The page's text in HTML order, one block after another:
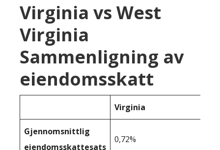
Virginia vs West
Virginia
Sammenligning av
eiendomsskatt
Virginia
Gjennomsnittlig
eiendomsskattesats
0,72%